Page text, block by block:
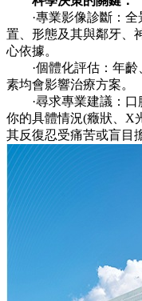
·專業影像診斷：全
置、形態及其與鄰牙、
心依據。
·個體化評估：年齡
素均會影響治療方案。
·尋求專業建議：口
你的具體情況(癥狀、X
其反復忍受痛苦或盲目